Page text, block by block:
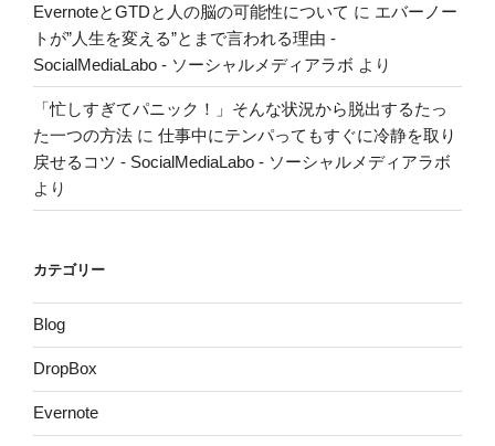
EvernoteとGTDと人の脳の可能性について に エバーノー
トが”人生を変える”とまで言われる理由 -
SocialMediaLabo - ソーシャルメディアラボ より
「忙しすぎてパニック！」そんな状況から脱出するたっ
た一つの方法 に 仕事中にテンパってもすぐに冷静を取り
戻せるコツ - SocialMediaLabo - ソーシャルメディアラボ
より
カテゴリー
Blog
DropBox
Evernote